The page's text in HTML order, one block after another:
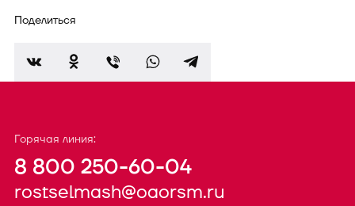
Поделиться
Горячая линия:
8 800 250-60-04
rostselmash@oaorsm.ru